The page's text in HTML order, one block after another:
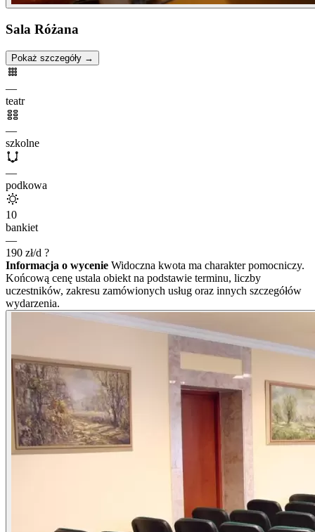
Sala Różana
Pokaż szczegóły →
—
teatr
—
szkolne
—
podkowa
10
bankiet
—
190 zł/d ?
Informacja o wycenie Widoczna kwota ma charakter pomocniczy.
Końcową cenę ustala obiekt na podstawie terminu, liczby
uczestników, zakresu zamówionych usług oraz innych szczegółów
wydarzenia.